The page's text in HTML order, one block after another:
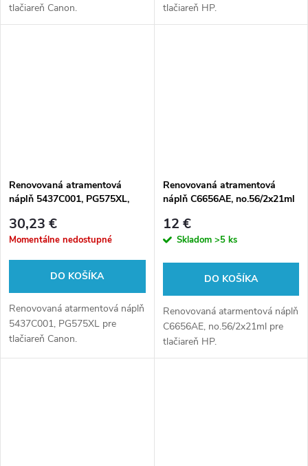
tlačiareň Canon.
tlačiareň HP.
Renovovaná atramentová
náplň 5437C001, PG575XL,
(BULK)
30,23 €
Momentálne nedostupné
DO KOŠÍKA
Renovovaná atarmentová náplň
5437C001, PG575XL pre
tlačiareň Canon.
Renovovaná atramentová
náplň C6656AE, no.56/2x21ml
12 €
Skladom >5 ks
DO KOŠÍKA
Renovovaná atarmentová náplň
C6656AE, no.56/2x21ml pre
tlačiareň HP.